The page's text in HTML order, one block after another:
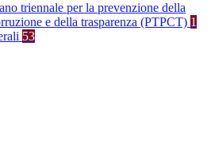
triennale per la prevenzione della
e della trasparenza (PTPCT) 1
53